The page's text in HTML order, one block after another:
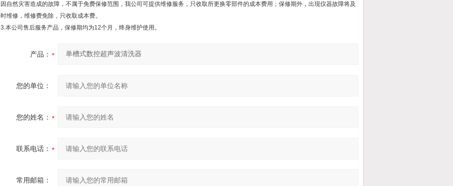
因自然灾害造成的故障，不属于免费保修范围，我公司可提供维修服务，只收取所更换零部件的成本费用；保修期外，出现仪器故障将及
时维修，维修费免除，只收取成本费。
3.本公司售后服务产品，保修期均为12个月，终身维护使用。
产品：
您的单位：
您的姓名：
联系电话：
常用邮箱：